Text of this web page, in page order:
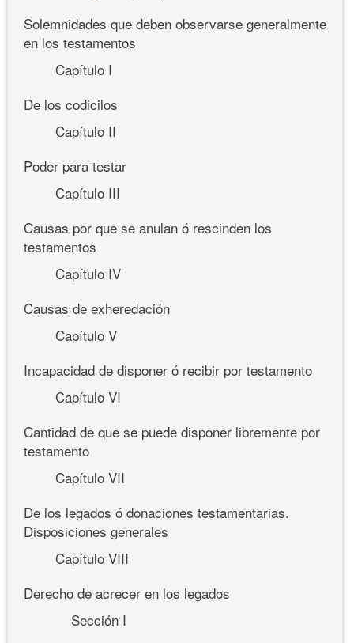
Solemnidades que deben observarse generalmente
en los testamentos
Capítulo I
De los codicilos
Capítulo II
Poder para testar
Capítulo III
Causas por que se anulan ó rescinden los
testamentos
Capítulo IV
Causas de exheredación
Capítulo V
Incapacidad de disponer ó recibir por testamento
Capítulo VI
Cantidad de que se puede disponer libremente por
testamento
Capítulo VII
De los legados ó donaciones testamentarias.
Disposiciones generales
Capítulo VIII
Derecho de acrecer en los legados
Sección I